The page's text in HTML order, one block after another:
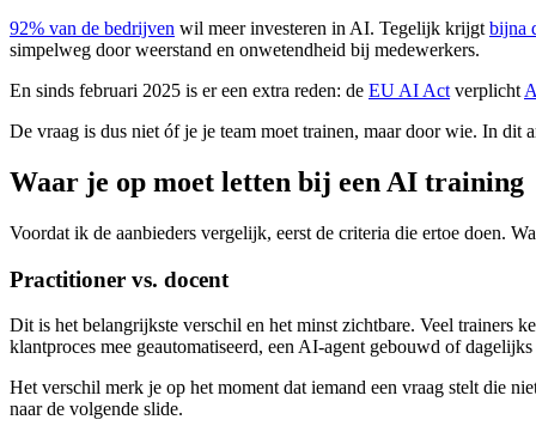
92% van de bedrijven wil meer investeren in AI. Tegelijk krijgt bijna
simpelweg door weerstand en onwetendheid bij medewerkers.
En sinds februari 2025 is er een extra reden: de EU AI Act verplicht
De vraag is dus niet óf je je team moet trainen, maar door wie. In
Waar je op moet letten bij een AI training
Voordat ik de aanbieders vergelijk, eerst de criteria die ertoe doen.
Practitioner vs. docent
Dit is het belangrijkste verschil en het minst zichtbare. Veel trainers
klantproces mee geautomatiseerd, een AI-agent gebouwd of dagelijks
Het verschil merk je op het moment dat iemand een vraag stelt die
naar de volgende slide.